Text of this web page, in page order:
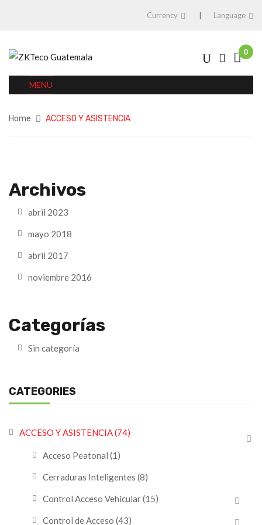
Currency Language
0
MENU
Home ACCESO Y ASISTENCIA
Archivos
abril 2023
mayo 2018
abril 2017
noviembre 2016
Categorías
Sin categoría
CATEGORIES
ACCESO Y ASISTENCIA(74)
Acceso Peatonal (1)
Cerraduras Inteligentes (8)
Control Acceso Vehicular(15)
Control de Acceso (43)